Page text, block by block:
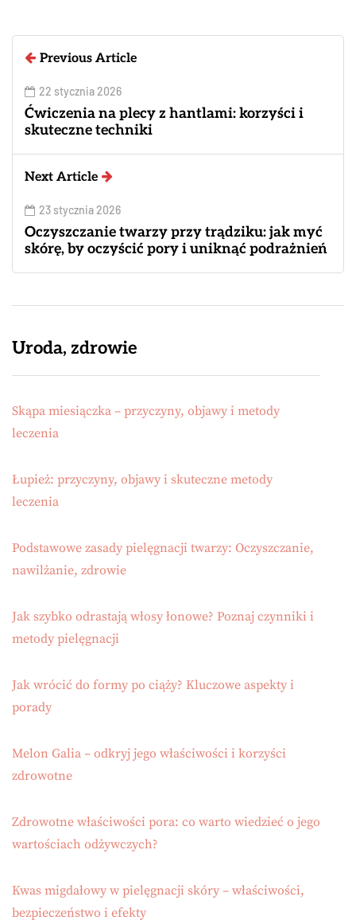
Previous Article
22 stycznia 2026
Ćwiczenia na plecy z hantlami: korzyści i
skuteczne techniki
Next Article
23 stycznia 2026
Oczyszczanie twarzy przy trądziku: jak myć
skórę, by oczyścić pory i uniknąć podrażnień
Uroda, zdrowie
Skąpa miesiączka – przyczyny, objawy i metody
leczenia
Łupież: przyczyny, objawy i skuteczne metody
leczenia
Podstawowe zasady pielęgnacji twarzy: Oczyszczanie,
nawilżanie, zdrowie
Jak szybko odrastają włosy łonowe? Poznaj czynniki i
metody pielęgnacji
Jak wrócić do formy po ciąży? Kluczowe aspekty i
porady
Melon Galia – odkryj jego właściwości i korzyści
zdrowotne
Zdrowotne właściwości pora: co warto wiedzieć o jego
wartościach odżywczych?
Kwas migdałowy w pielęgnacji skóry – właściwości,
bezpieczeństwo i efekty